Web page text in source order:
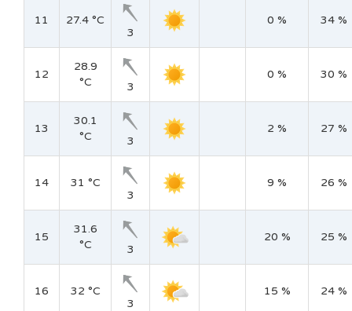
11
27.4 °C
3
0 % 34 %
12
28.9
°C
3
0 % 30 %
13
30.1
°C
3
2 % 27 %
14
31 °C
3
9 % 26 %
15
31.6
°C
3
20 % 25 %
16
32 °C
3
15 % 24 %